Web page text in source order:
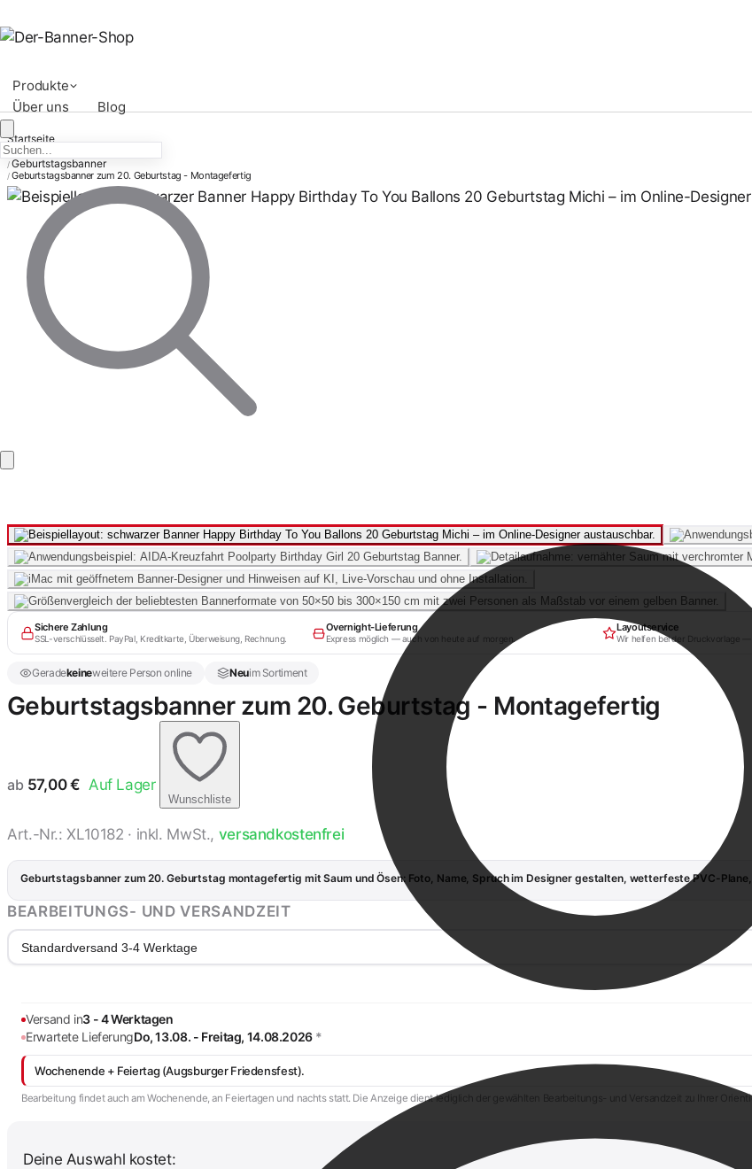
Produkte
Über uns
Blog
Startseite
/ Druckvorlagen Privat
/ Geburtstagsbanner
/ Geburtstagsbanner zum 20. Geburtstag - Montagefertig
Sichere Zahlung
SSL-verschlüsselt. PayPal, Kreditkarte, Überweisung, Rechnung.
Overnight-Lieferung
Express möglich — auch von heute auf morgen.
Layoutservice
Wir helfen bei der Druckvorlage
Geradekeineweitere Person online Neuim Sortiment
Geburtstagsbanner zum 20. Geburtstag - Montagefertig
ab 57,00€ Auf Lager
Wunschliste
Art.-Nr.: XL10182 · inkl. MwSt., versandkostenfrei
Geburtstagsbanner zum 20. Geburtstag montagefertig mit Saum und Ösen: Foto, Name, Spruch im Designer gestalten, wetterfeste PVC-
BEARBEITUNGS- UND VERSANDZEIT
Standardversand 3-4 Werktage
Versand in3 - 4 Werktagen
Erwartete LieferungDo, 13.08. - Freitag, 14.08.2026 *
Wochenende + Feiertag (Augsburger Friedensfest).
Bearbeitung findet auch am Wochenende, an Feiertagen und nachts statt. Die Anzeige dient lediglich der gewählten Bearbeitungs- und Versandzeit zu Ihrer
Deine Auswahl kostet: